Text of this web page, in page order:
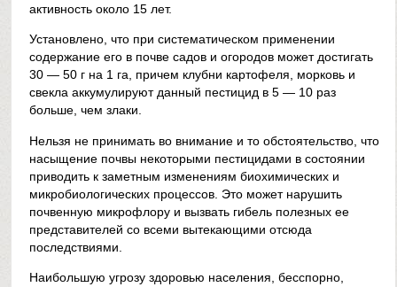
активность около 15 лет.
Установлено, что при систематическом применении
содержание его в почве садов и огородов может достигать
30 — 50 г на 1 га, причем клубни картофеля, морковь и
свекла аккумулируют данный пестицид в 5 — 10 раз
больше, чем злаки.
Нельзя не принимать во внимание и то обстоятельство, что
насыщение почвы некоторыми пестицидами в состоянии
приводить к заметным изменениям биохимических и
микробиологических процессов. Это может нарушить
почвенную микрофлору и вызвать гибель полезных ее
представителей со всеми вытекающими отсюда
последствиями.
Наибольшую угрозу здоровью населения, бесспорно,